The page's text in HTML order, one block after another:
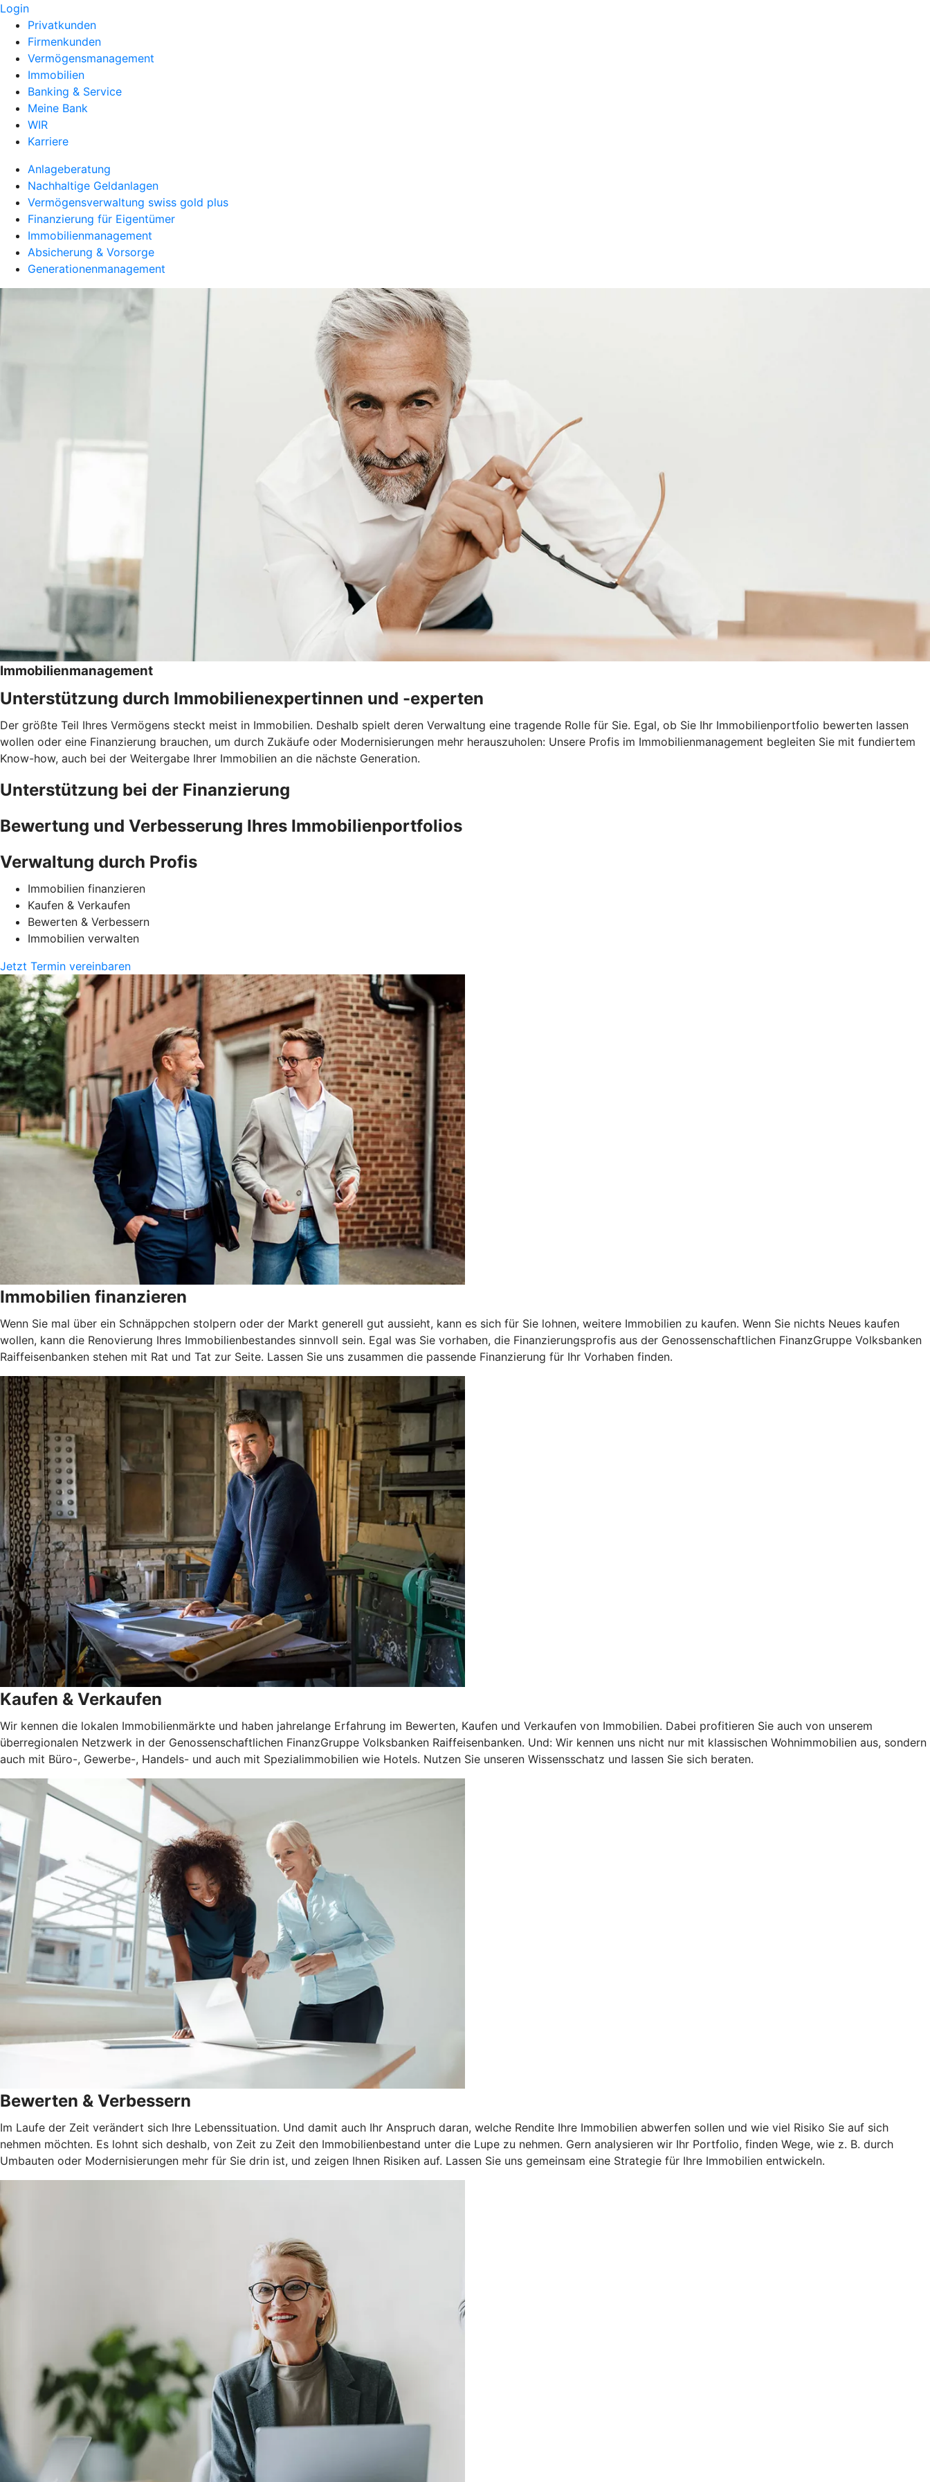
Login
Privatkunden
Firmenkunden
Vermögensmanagement
Immobilien
Banking & Service
Meine Bank
WIR
Karriere
Anlageberatung
Nachhaltige Geldanlagen
Vermögensverwaltung swiss gold plus
Finanzierung für Eigentümer
Immobilienmanagement
Absicherung & Vorsorge
Generationenmanagement
Immobilienmanagement
Unterstützung durch Immobilienexpertinnen und -experten
Der größte Teil Ihres Vermögens steckt meist in Immobilien. Deshalb spielt deren Verwaltung eine tragende Rolle für Sie. Egal, ob Sie Ihr Immobilienportfolio bewerten lassen
wollen oder eine Finanzierung brauchen, um durch Zukäufe oder Modernisierungen mehr herauszuholen: Unsere Profis im Immobilienmanagement begleiten Sie mit fundiertem
Know-how, auch bei der Weitergabe Ihrer Immobilien an die nächste Generation.
Unterstützung bei der Finanzierung
Bewertung und Verbesserung Ihres Immobilienportfolios
Verwaltung durch Profis
Immobilien finanzieren
Kaufen & Verkaufen
Bewerten & Verbessern
Immobilien verwalten
Jetzt Termin vereinbaren
Immobilien finanzieren
Wenn Sie mal über ein Schnäppchen stolpern oder der Markt generell gut aussieht, kann es sich für Sie lohnen, weitere Immobilien zu kaufen. Wenn Sie nichts Neues kaufen
wollen, kann die Renovierung Ihres Immobilienbestandes sinnvoll sein. Egal was Sie vorhaben, die Finanzierungsprofis aus der Genossenschaftlichen FinanzGruppe Volksbanken
Raiffeisenbanken stehen mit Rat und Tat zur Seite. Lassen Sie uns zusammen die passende Finanzierung für Ihr Vorhaben finden.
Kaufen & Verkaufen
Wir kennen die lokalen Immobilienmärkte und haben jahrelange Erfahrung im Bewerten, Kaufen und Verkaufen von Immobilien. Dabei profitieren Sie auch von unserem
überregionalen Netzwerk in der Genossenschaftlichen FinanzGruppe Volksbanken Raiffeisenbanken. Und: Wir kennen uns nicht nur mit klassischen Wohnimmobilien aus, sondern
auch mit Büro-, Gewerbe-, Handels- und auch mit Spezialimmobilien wie Hotels. Nutzen Sie unseren Wissensschatz und lassen Sie sich beraten.
Bewerten & Verbessern
Im Laufe der Zeit verändert sich Ihre Lebenssituation. Und damit auch Ihr Anspruch daran, welche Rendite Ihre Immobilien abwerfen sollen und wie viel Risiko Sie auf sich
nehmen möchten. Es lohnt sich deshalb, von Zeit zu Zeit den Immobilienbestand unter die Lupe zu nehmen. Gern analysieren wir Ihr Portfolio, finden Wege, wie z. B. durch
Umbauten oder Modernisierungen mehr für Sie drin ist, und zeigen Ihnen Risiken auf. Lassen Sie uns gemeinsam eine Strategie für Ihre Immobilien entwickeln.